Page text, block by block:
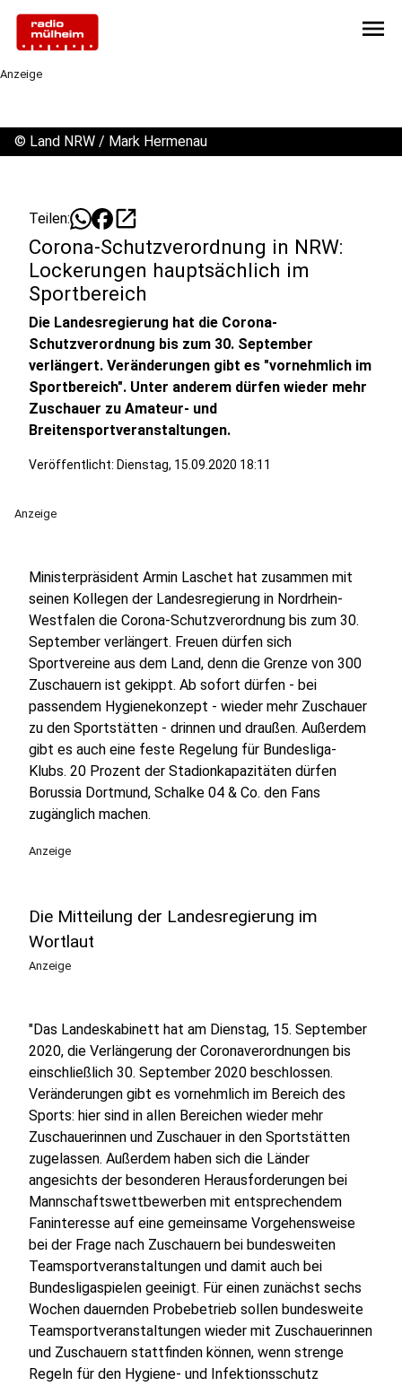
menu
Anzeige
© Land NRW / Mark Hermenau
Teilen: open_in_new
Corona-Schutzverordnung in NRW:
Lockerungen hauptsächlich im
Sportbereich
Die Landesregierung hat die Corona-
Schutzverordnung bis zum 30. September
verlängert. Veränderungen gibt es "vornehmlich im
Sportbereich". Unter anderem dürfen wieder mehr
Zuschauer zu Amateur- und
Breitensportveranstaltungen.
Veröffentlicht: Dienstag, 15.09.2020 18:11
Anzeige
Ministerpräsident Armin Laschet hat zusammen mit
seinen Kollegen der Landesregierung in Nordrhein-
Westfalen die Corona-Schutzverordnung bis zum 30.
September verlängert. Freuen dürfen sich
Sportvereine aus dem Land, denn die Grenze von 300
Zuschauern ist gekippt. Ab sofort dürfen - bei
passendem Hygienekonzept - wieder mehr Zuschauer
zu den Sportstätten - drinnen und draußen. Außerdem
gibt es auch eine feste Regelung für Bundesliga-
Klubs. 20 Prozent der Stadionkapazitäten dürfen
Borussia Dortmund, Schalke 04 & Co. den Fans
zugänglich machen.
Anzeige
Die Mitteilung der Landesregierung im
Wortlaut
Anzeige
"Das Landeskabinett hat am Dienstag, 15. September
2020, die Verlängerung der Coronaverordnungen bis
einschließlich 30. September 2020 beschlossen.
Veränderungen gibt es vornehmlich im Bereich des
Sports: hier sind in allen Bereichen wieder mehr
Zuschauerinnen und Zuschauer in den Sportstätten
zugelassen. Außerdem haben sich die Länder
angesichts der besonderen Herausforderungen bei
Mannschaftswettbewerben mit entsprechendem
Faninteresse auf eine gemeinsame Vorgehensweise
bei der Frage nach Zuschauern bei bundesweiten
Teamsportveranstaltungen und damit auch bei
Bundesligaspielen geeinigt. Für einen zunächst sechs
Wochen dauernden Probebetrieb sollen bundesweite
Teamsportveranstaltungen wieder mit Zuschauerinnen
und Zuschauern stattfinden können, wenn strenge
Regeln für den Hygiene- und Infektionsschutz